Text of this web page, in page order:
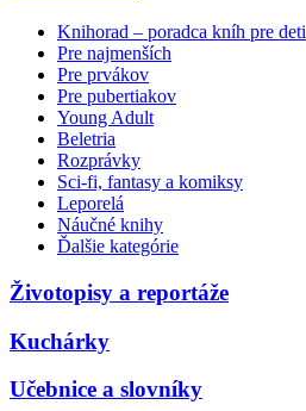
Knihorad – poradca kníh pre deti
Pre najmenších
Pre prvákov
Pre pubertiakov
Young Adult
Beletria
Rozprávky
Sci-fi, fantasy a komiksy
Leporelá
Náučné knihy
Ďalšie kategórie
Životopisy a reportáže
Kuchárky
Učebnice a slovníky